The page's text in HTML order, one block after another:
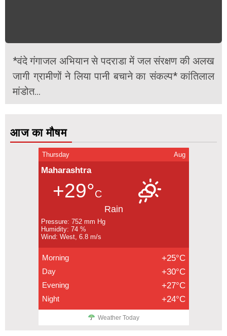
*वंदे गंगाजल अभियान से पदराडा में जल संरक्षण की अलख
जागी ग्रामीणों ने लिया पानी बचाने का संकल्प* कांतिलाल
मांडोत...
आज का मौषम
Thursday Aug
Maharashtra
+29°C
Rain
Pressure: 752 mm Hg
Humidity: 74 %
Wind: West, 6.8 m/s
Morning +25°C
Day +30°C
Evening +27°C
Night +24°C
Weather Today